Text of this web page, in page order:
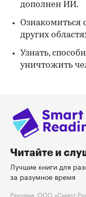
дополнен ИИ.
Ознакомиться
других
Узнать,
уничтожить
Читайте и
Лучшие книги для
за разумное время
Реклама, ООО «Смарт